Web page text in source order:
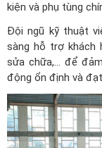
kiện và phụ tùng
Đội ngũ kỹ thuật
sàng hỗ trợ khách
sửa chữa,... để
động ổn định và